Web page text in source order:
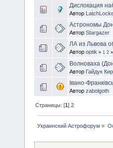
Дислокация
Автор
Астрономы
Автор Stargazer
ЛА из Львова
Автор optik « 1 2 »
Волноваха
Автор Гайдук
Івано-
Автор zabolgoth
Страницы: [1]2
Украинский Астрофорум »